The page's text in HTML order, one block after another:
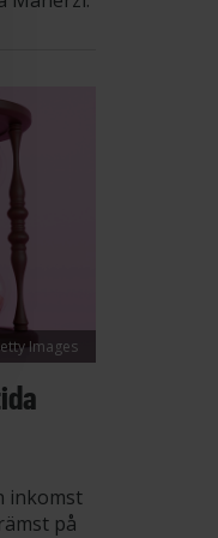
Images
inkomst
på